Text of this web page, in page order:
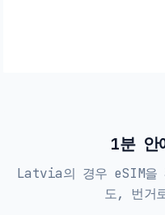
1분 안
Latvia의 경우 eSIM을
도, 번거